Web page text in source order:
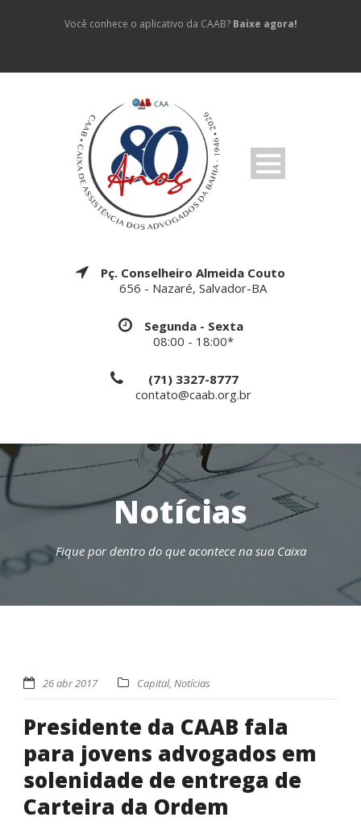
Você conhece o aplicativo da CAAB? Baixe agora!
Pç. Conselheiro Almeida Couto
656 - Nazaré, Salvador-BA
Segunda - Sexta
08:00 - 18:00*
(71) 3327-8777
contato@caab.org.br
Notícias
Fique por dentro do que acontece na sua Caixa
26 abr 2017 Capital, Notícias
Presidente da CAAB fala
para jovens advogados em
solenidade de entrega de
Carteira da Ordem